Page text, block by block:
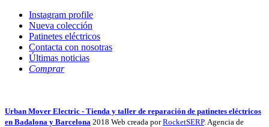
Instagram profile
Nueva colección
Patinetes eléctricos
Contacta con nosotras
Últimas noticias
Comprar
Urban Mover Electric - Tienda y taller de reparación de patinetes eléctricos
en Badalona y Barcelona 2018 Web creada porRocketSERP. Agencia de